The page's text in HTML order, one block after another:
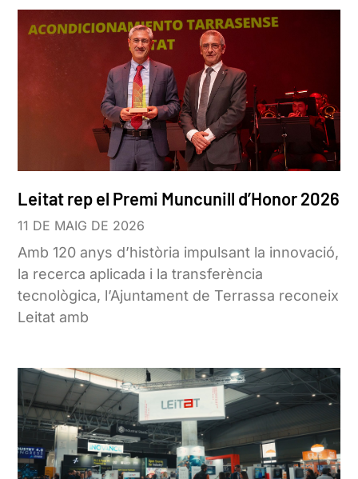
Leitat rep el Premi Muncunill d’Honor 2026
11 DE MAIG DE 2026
Amb 120 anys d’història impulsant la innovació,
la recerca aplicada i la transferència
tecnològica, l’Ajuntament de Terrassa reconeix
Leitat amb